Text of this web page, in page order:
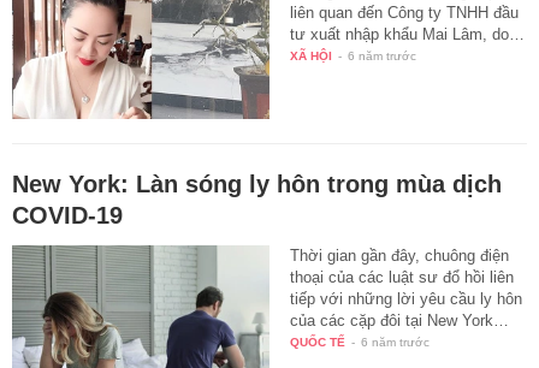
liên quan đến Công ty TNHH đầu
tư xuất nhập khẩu Mai Lâm, do…
XÃ HỘI - 6 năm trước
New York: Làn sóng ly hôn trong mùa dịch
COVID-19
Thời gian gần đây, chuông điện
thoại của các luật sư đổ hồi liên
tiếp với những lời yêu cầu ly hôn
của các cặp đôi tại New York…
QUỐC TẾ - 6 năm trước